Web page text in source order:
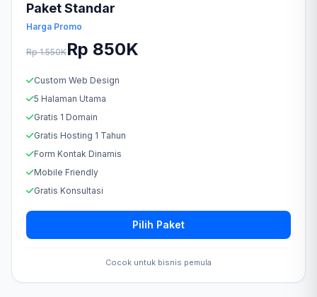
Paket Standar
Harga Promo
Rp 1.550KRp 850K
Custom Web Design
5 Halaman Utama
Gratis 1 Domain
Gratis Hosting 1 Tahun
Form Kontak Dinamis
Mobile Friendly
Gratis Konsultasi
Pilih Paket
Cocok untuk bisnis pemula